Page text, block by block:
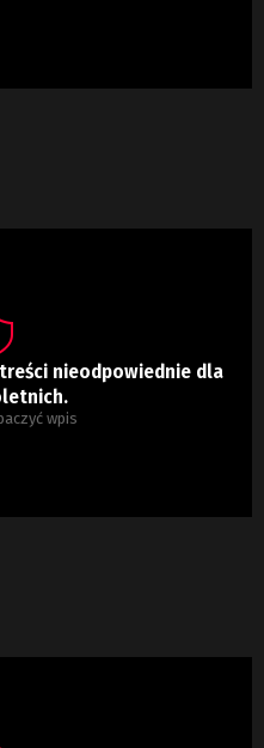
nieodpowiednie dla
wpis